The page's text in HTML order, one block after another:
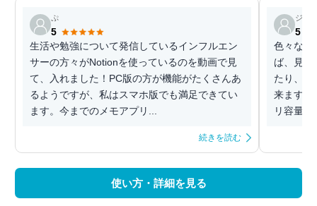
ぷ
5
生活や勉強について発信しているインフルエン
サーの方々がNotionを使っているのを動画で見
て、入れました！PC版の方が機能がたくさんあ
るようですが、私はスマホ版でも満足できてい
ます。今までのメモアプリ...
続きを読む
ジェ
5
色々な機
ば、見出
たり、自
来ます。
リ容量
使い方・詳細を見る